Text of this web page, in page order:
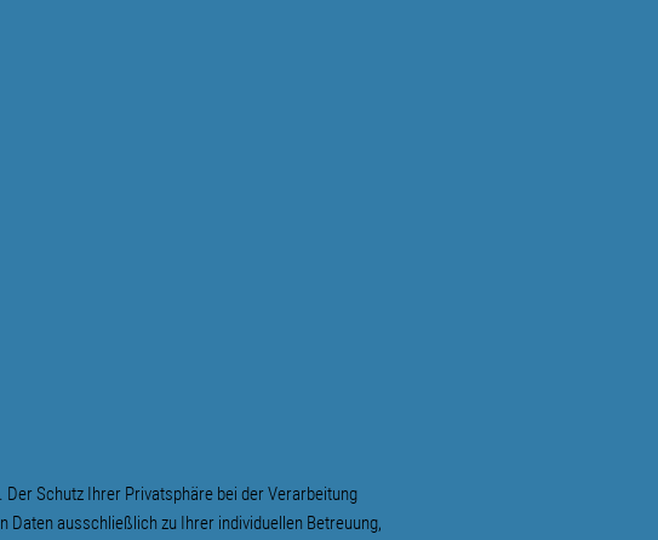
Schutz Ihrer Privatsphäre bei der Verarbeitung
ausschließlich zu Ihrer individuellen Betreuung,